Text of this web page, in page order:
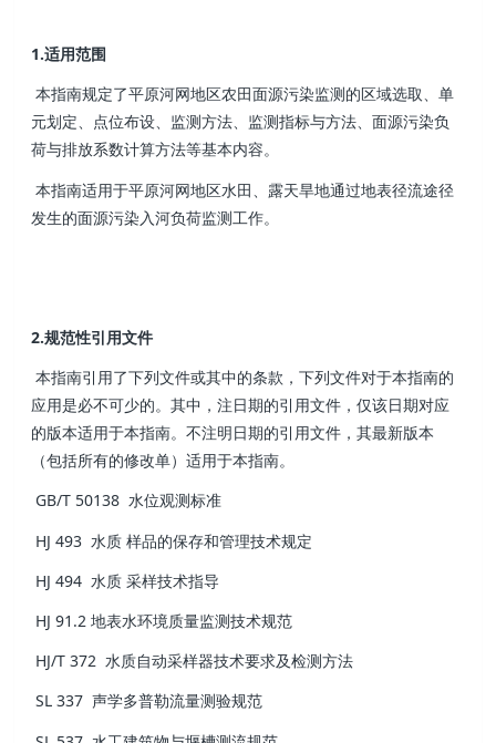
1.适用范围
本指南规定了平原河网地区农田面源污染监测的区域选取、单
元划定、点位布设、监测方法、监测指标与方法、面源污染负
荷与排放系数计算方法等基本内容。
本指南适用于平原河网地区水田、露天旱地通过地表径流途径
发生的面源污染入河负荷监测工作。
2.规范性引用文件
本指南引用了下列文件或其中的条款，下列文件对于本指南的
应用是必不可少的。其中，注日期的引用文件，仅该日期对应
的版本适用于本指南。不注明日期的引用文件，其最新版本
（包括所有的修改单）适用于本指南。
GB/T 50138 水位观测标准
HJ 493 水质 样品的保存和管理技术规定
HJ 494 水质 采样技术指导
HJ 91.2 地表水环境质量监测技术规范
HJ/T 372 水质自动采样器技术要求及检测方法
SL 337 声学多普勒流量测验规范